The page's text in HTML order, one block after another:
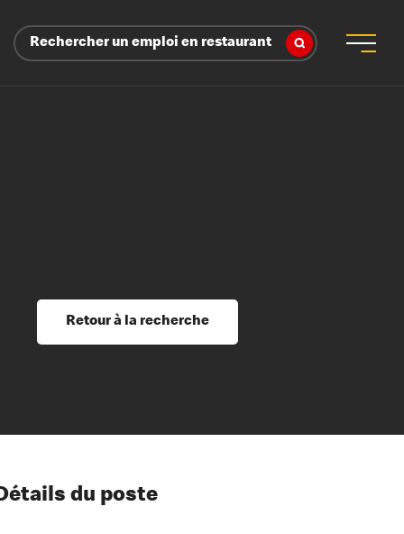
Rechercher un emploi en restaurant
et perfectionnement
du savoir
à l’égard de nos employés
directeurs
Retour à la recherche
du poste